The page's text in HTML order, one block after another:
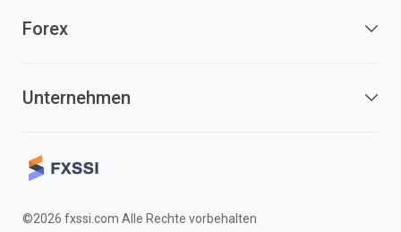
Forex
Unternehmen
©2026 fxssi.com Alle Rechte vorbehalten